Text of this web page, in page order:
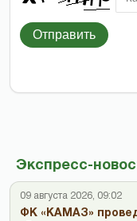
Экспресс-
09 августа 2026, 09:02
ФК «КАМАЗ»
Отправить